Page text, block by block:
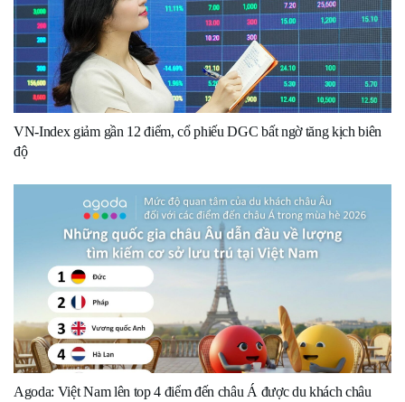
VN-Index giảm gần 12 điểm, cổ phiếu DGC bất ngờ tăng kịch biên
độ
Agoda: Việt Nam lên top 4 điểm đến châu Á được du khách châu